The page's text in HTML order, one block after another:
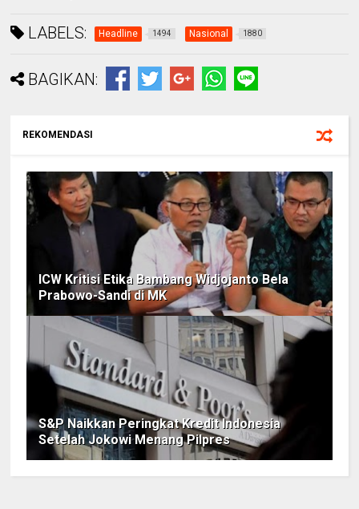
LABELS: Headline 1494 Nasional 1880
BAGIKAN:
REKOMENDASI
ICW Kritisi Etika Bambang Widjojanto Bela
Prabowo-Sandi di MK
S&P Naikkan Peringkat Kredit Indonesia
Setelah Jokowi Menang Pilpres